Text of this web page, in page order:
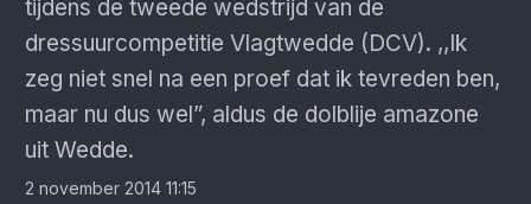
tijdens de tweede wedstrijd van de
dressuurcompetitie Vlagtwedde (DCV). ,,Ik
zeg niet snel na een proef dat ik tevreden ben,
maar nu dus wel”, aldus de dolblije amazone
uit Wedde.
2 november 2014 11:15